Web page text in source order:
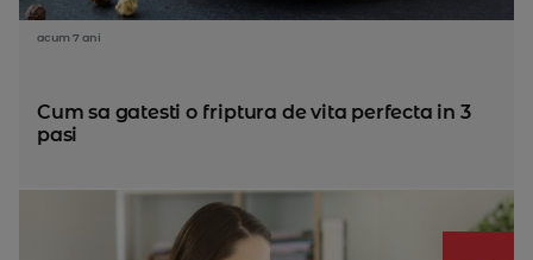
acum 7 ani
Cum sa gatesti o friptura de vita perfecta in 3
pasi